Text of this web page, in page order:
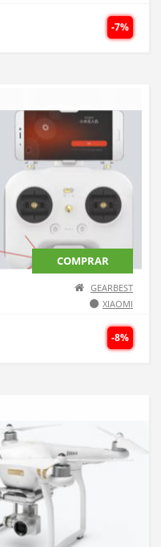
-7%
COMPRAR
GEARBEST
XIAOMI
-8%